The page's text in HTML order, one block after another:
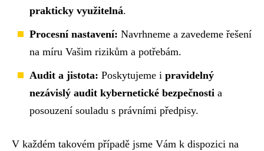
prakticky využitelná.
Procesní nastavení: Navrhneme a zavedeme řešení
na míru Vašim rizikům a potřebám.
Audit a jistota: Poskytujeme i pravidelný
nezávislý audit kybernetické bezpečnosti a
posouzení souladu s právními předpisy.
V každém takovém případě jsme Vám k dispozici na